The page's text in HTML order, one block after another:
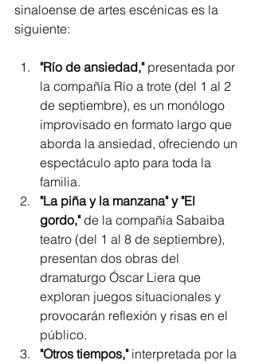
sinaloense de artes escénicas es la
siguiente:
"Río de ansiedad," presentada por
la compañía Río a trote (del 1 al 2
de septiembre), es un monólogo
improvisado en formato largo que
aborda la ansiedad, ofreciendo un
espectáculo apto para toda la
familia.
"La piña y la manzana" y "El
gordo," de la compañía Sabaiba
teatro (del 1 al 8 de septiembre),
presentan dos obras del
dramaturgo Óscar Liera que
exploran juegos situacionales y
provocarán reflexión y risas en el
público.
"Otros tiempos," interpretada por la